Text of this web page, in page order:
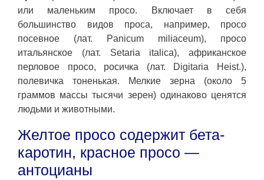
или маленьким просо. Включает в себя
большинство видов проса, например, просо
посевное (лат. Panicum miliaceum), просо
итальянское (лат. Setaria italica), африканское
перловое просо, росичка (лат. Digitaria Heist.),
полевичка тоненькая. Мелкие зерна (около 5
граммов массы тысячи зерен) одинаково ценятся
людьми и животными.
Желтое просо содержит бета-
каротин, красное просо —
антоцианы